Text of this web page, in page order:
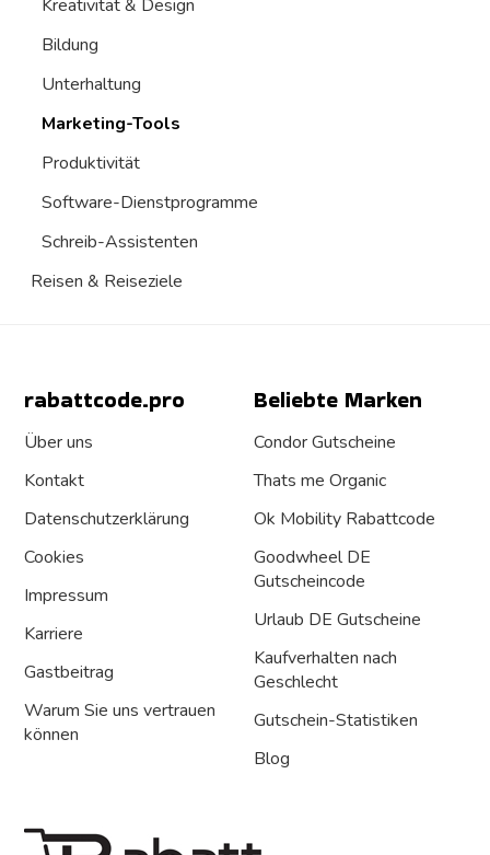
Kreativität & Design
Bildung
Unterhaltung
Marketing-Tools
Produktivität
Software-Dienstprogramme
Schreib-Assistenten
Reisen & Reiseziele
rabattcode.pro
Über uns
Kontakt
Datenschutz­erklärung
Cookies
Impressum
Karriere
Gastbeitrag
Warum Sie uns vertrauen
können
Beliebte Marken
Condor Gutscheine
Thats me Organic
Ok Mobility Rabattcode
Goodwheel DE
Gutscheincode
Urlaub DE Gutscheine
Kaufverhalten nach
Geschlecht
Gutschein-Statistiken
Blog